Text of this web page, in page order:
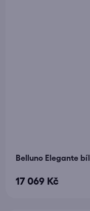
Belluno Elegante
17 069 Kč